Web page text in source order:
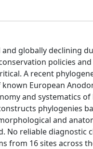
globally declining
policies
A recent
European
and systematics
phylogenies
and
No reliable
from 16 sites across